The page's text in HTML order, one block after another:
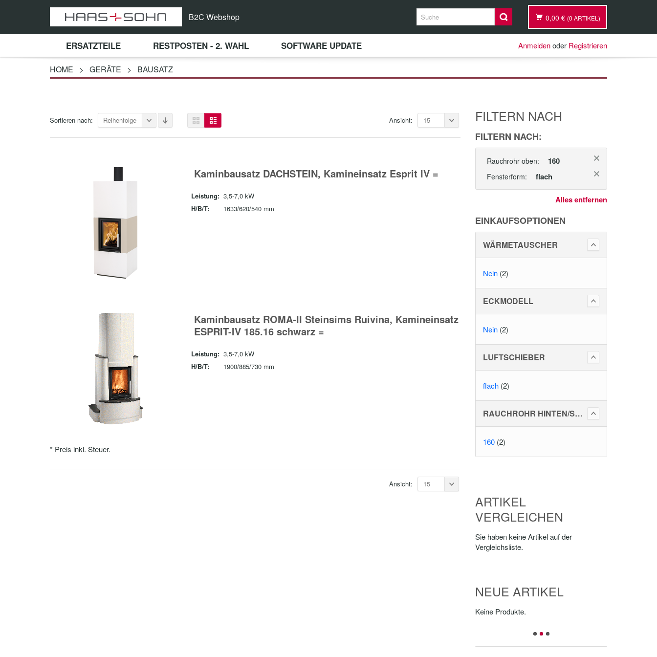
B2C Webshop 0,00 € (0 ARTIKEL)
ERSATZTEILE RESTPOSTEN - 2. WAHL SOFTWARE UPDATE Anmeldenoder Registrieren
HOME > GERÄTE > BAUSATZ
Sortieren nach: Reihenfolge Ansicht: 15
Kaminbausatz DACHSTEIN, Kamineinsatz Esprit IV =
Leistung: 3,5-7,0 kW
H/B/T:
1633/620/540 mm
Kaminbausatz ROMA-II Steinsims Ruivina, Kamineinsatz
ESPRIT-IV 185.16 schwarz =
Leistung: 3,5-7,0 kW
H/B/T:
1900/885/730 mm
* Preis inkl. Steuer.
Ansicht: 15
FILTERN NACH
FILTERN NACH:
Rauchrohr oben: 160
Fensterform: flach
Alles entfernen
EINKAUFSOPTIONEN
WÄRMETAUSCHER
Nein (2)
ECKMODELL
Nein (2)
LUFTSCHIEBER
flach (2)
RAUCHROHR HINTEN/SEITLICH
160 (2)
ARTIKEL
VERGLEICHEN
Sie haben keine Artikel auf der
Vergleichsliste.
NEUE ARTIKEL
Keine Produkte.